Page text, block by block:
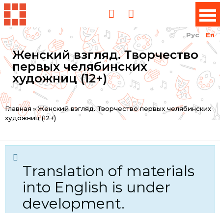
Рус En
Женский взгляд. Творчество
первых челябинских
художниц (12+)
You
are
here
Главная »Женский взгляд. Творчество первых челябинских
художниц (12+)
Translation of materials
into English is under
development.